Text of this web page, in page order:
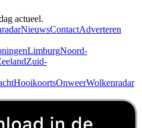
actueel.
NieuwsContactAdverteren
LimburgNoord-
Zuid-
HooikoortsOnweerWolkenradar